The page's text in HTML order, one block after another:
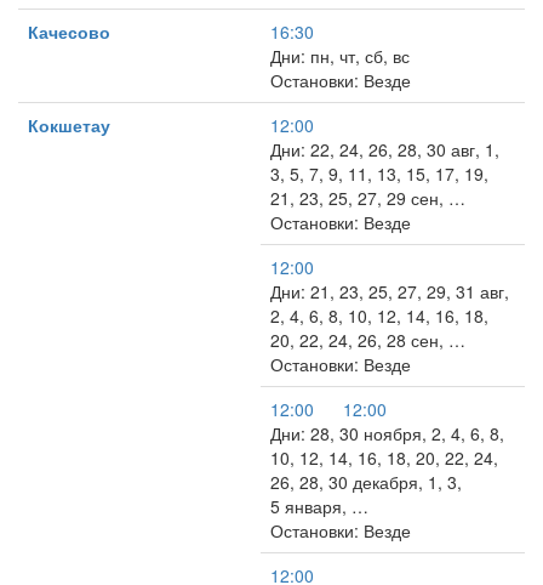
Качесово
16:30
Дни: пн, чт, сб, вс
Остановки: Везде
Кокшетау
12:00
Дни: 22, 24, 26, 28, 30 авг, 1,
3, 5, 7, 9, 11, 13, 15, 17, 19,
21, 23, 25, 27, 29 сен, …
Остановки: Везде
12:00
Дни: 21, 23, 25, 27, 29, 31 авг,
2, 4, 6, 8, 10, 12, 14, 16, 18,
20, 22, 24, 26, 28 сен, …
Остановки: Везде
12:00
12:00
Дни: 28, 30 ноября, 2, 4, 6, 8,
10, 12, 14, 16, 18, 20, 22, 24,
26, 28, 30 декабря, 1, 3,
5 января, …
Остановки: Везде
12:00